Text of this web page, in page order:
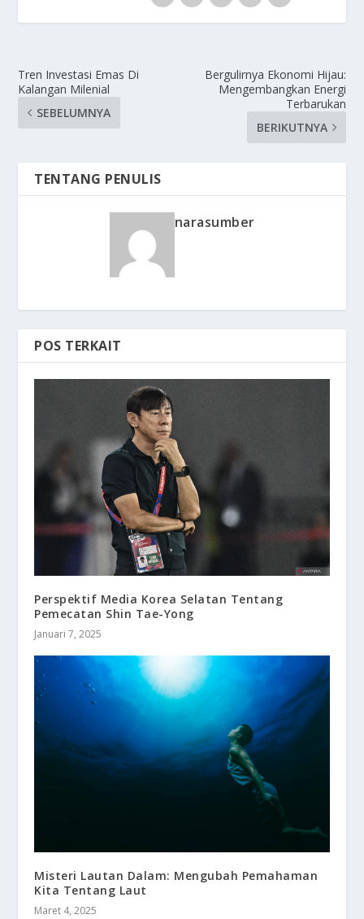
Tren Investasi Emas Di
Kalangan Milenial
SEBELUMNYA
Bergulirnya Ekonomi Hijau:
Mengembangkan Energi
Terbarukan
BERIKUTNYA
TENTANG PENULIS
narasumber
POS TERKAIT
Perspektif Media Korea Selatan Tentang
Pemecatan Shin Tae-Yong
Januari 7, 2025
Misteri Lautan Dalam: Mengubah Pemahaman
Kita Tentang Laut
Maret 4, 2025